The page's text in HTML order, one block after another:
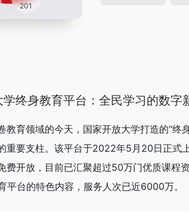
201
学终身教育平台：全民学习的数字
教育领域的今天，国家开放大学打造的“
重要支柱。该平台于2022年5月20日正式
费开放，目前已汇聚超过50万门优质课程
平台的特色内容，服务人次已近6000万。